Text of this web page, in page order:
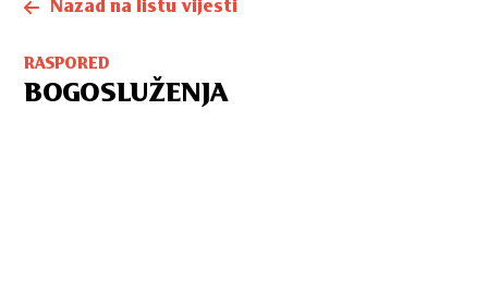
Nazad na listu vijesti
RASPORED
BOGOSLUŽENJA